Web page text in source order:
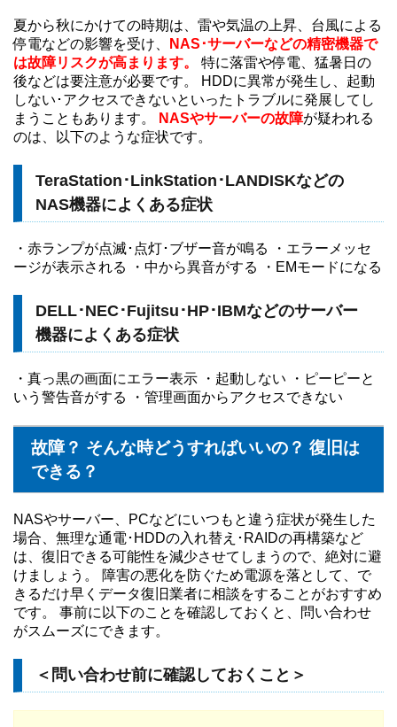
夏から秋にかけての時期は、雷や気温の上昇、台風による
停電などの影響を受け、
NAS･サーバーなどの精密機器で
は故障リスクが高まります。
特に落雷や停電、猛暑日の
後などは要注意が必要です。 HDDに異常が発生し、起動
しない･アクセスできないといったトラブルに発展してし
まうこともあります。
NASやサーバーの故障が疑われる
のは、以下のような症状です。
TeraStation･LinkStation･LANDISKなどの
NAS機器によくある症状
・赤ランプが点滅･点灯･ブザー音が鳴る ・エラーメッセ
ージが表示される ・中から異音がする ・EMモードになる
DELL･NEC･Fujitsu･HP･IBMなどのサーバー
機器によくある症状
・真っ黒の画面にエラー表示 ・起動しない ・ピーピーと
いう警告音がする ・管理画面からアクセスできない
故障？ そんな時どうすればいいの？ 復旧は
できる？
NASやサーバー、PCなどにいつもと違う症状が発生した
場合、無理な通電･HDDの入れ替え･RAIDの再構築など
は、復旧できる可能性を減少させてしまうので、絶対に避
けましょう。 障害の悪化を防ぐため電源を落として、で
きるだけ早くデータ復旧業者に相談をすることがおすすめ
です。 事前に以下のことを確認しておくと、問い合わせ
がスムーズにできます。
＜問い合わせ前に確認しておくこと＞